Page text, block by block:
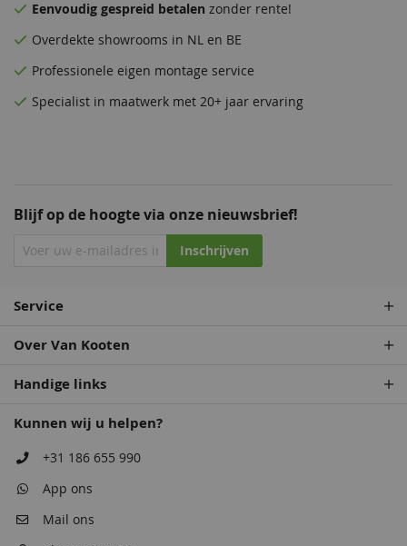
Blijf op de hoogte via onze nieuwsbrief!
Inschrijven
Eenvoudig gespreid betalen zonder rente!
Overdekte showrooms in NL en BE
Professionele eigen montage service
Specialist in maatwerk met 20+ jaar ervaring
Service
Over Van Kooten
Handige links
Kunnen wij u helpen?
+31 186 655 990
App ons
Mail ons